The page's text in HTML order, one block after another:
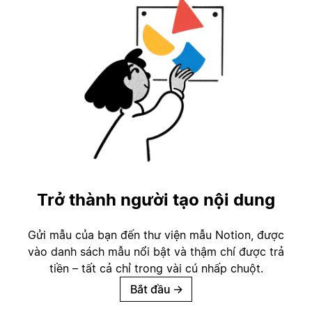
Trở thành người tạo nội dung
Gửi mẫu của bạn đến thư viện mẫu Notion, được
vào danh sách mẫu nổi bật và thậm chí được trả
tiền – tất cả chỉ trong vài cú nhấp chuột.
Bắt đầu →